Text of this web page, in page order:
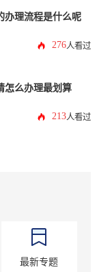
办理流程是什么呢
276人看过
怎么办理最划算
213人看过
最新专题